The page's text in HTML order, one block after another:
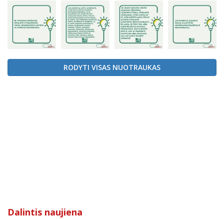
RODYTI VISAS NUOTRAUKAS
Dalintis naujiena